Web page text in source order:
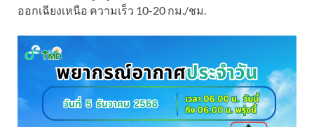
ออกเฉียงเหนือ ความเร็ว 10-20 กม./ชม.